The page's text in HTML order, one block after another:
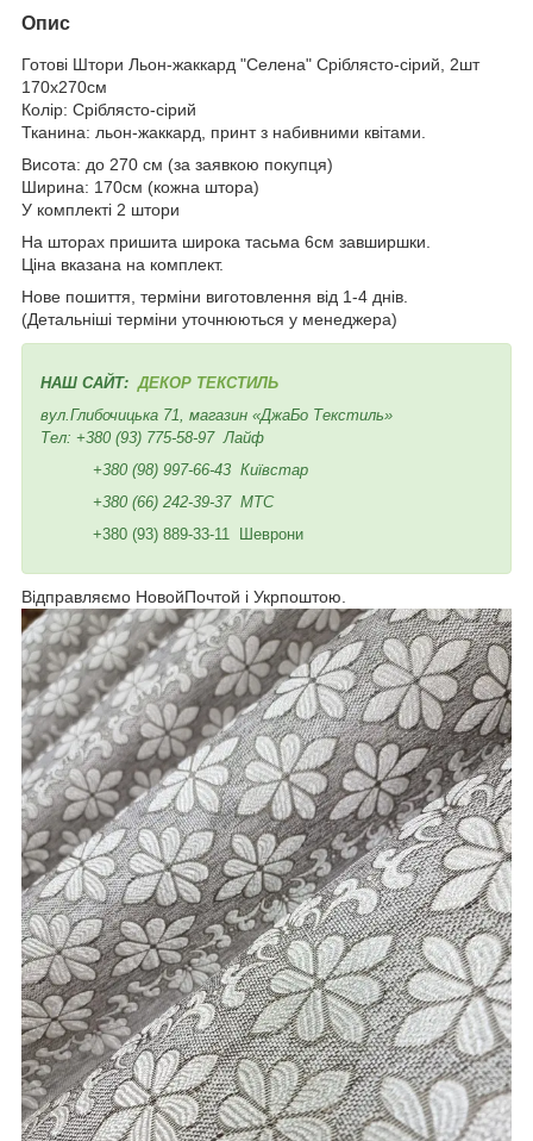
Опис
Готові Штори Льон-жаккард "Селена" Сріблясто-сірий, 2шт
170х270см
Колір: Сріблясто-сірий
Тканина: льон-жаккард, принт з набивними квітами.
Висота: до 270 см (за заявкою покупця)
Ширина: 170см (кожна штора)
У комплекті 2 штори
На шторах пришита широка тасьма 6см завширшки.
Ціна вказана на комплект.
Нове пошиття, терміни виготовлення від 1-4 днів.
(Детальніші терміни уточнюються у менеджера)
НАШ САЙТ: ДЕКОР ТЕКСТИЛЬ
вул.Глибочицька 71, магазин «ДжаБо Текстиль»
Тел: +380 (93) 775-58-97 Лайф
+380 (98) 997-66-43 Київстар
+380 (66) 242-39-37 МТС
+380 (93) 889-33-11 Шеврони
Відправляємо НовойПочтой і Укрпоштою.